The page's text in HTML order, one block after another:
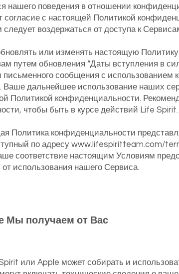
нашего поведения в отношении
согласие с настоящей Политикой
следует воздержаться от доступа к
или изменять настоящую
путем обновления “Даты вступления в
сообщения с использованием
Ваше дальнейшее использование наших
Политикой конфиденциальности.
чтобы быть в курсе действий Life Spirit.
Политика конфиденциальности
по адресу www.lifespiritteam.com/
соответствие настоящим Условиям
использования нашего Сервиса.
Мы получаем от Вас
или Apple может собирать и